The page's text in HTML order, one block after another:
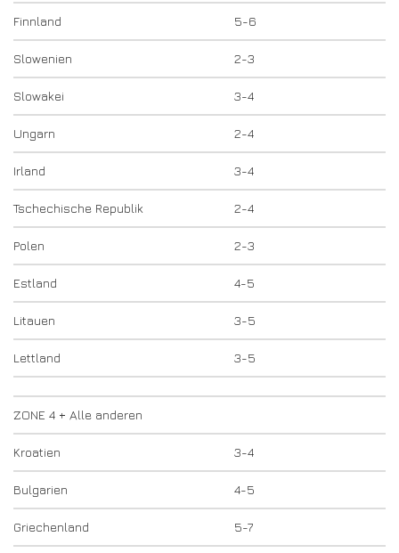
Finnland 5-6
Slowenien 2-3
Slowakei 3-4
Ungarn 2-4
Irland 3-4
Tschechische Republik 2-4
Polen 2-3
Estland 4-5
Litauen 3-5
Lettland 3-5
ZONE 4 + Alle anderen
Kroatien 3-4
Bulgarien 4-5
Griechenland 5-7